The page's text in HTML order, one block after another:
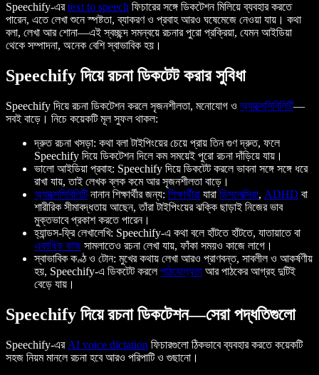
Speechify-এরtext to speech ফিচারের সঙ্গে ডিকটেশন মিলিয়ে ব্যবহার করতে
পারেন, এতে লেখা শুনে স্পষ্টতা, ব্যাকরণ ও প্রবাহ আরও ঘষেমেজে নেওয়া যায়। কথা
বলা, লেখা আর শোনা—এই স্বচ্ছন্দ সমন্বয়ে রচনার পুরো প্রক্রিয়া, যেমন আইডিয়া
থেকে সম্পাদনা, অনেক বেশি স্বাভাবিক হয়।
Speechify দিয়ে রচনা ডিকটেট করার সুবিধা
Speechify দিয়ে রচনা ডিকটেশন করলে সৃজনশীলতা, মনোযোগ ও অ্যাক্সেসিবিলিটি—
সবই বাড়ে। নিচে কয়েকটি মূল সুফল থাকল:
দ্রুত রচনা খসড়া: কথা বলা টাইপিংয়ের চেয়ে প্রায় তিন গুণ দ্রুত, ফলে
Speechify দিয়ে ডিকটেশন দিলে কম সময়েই পুরো রচনা দাঁড়িয়ে যায়।
ভালো আইডিয়া প্রবাহ: Speechify দিয়ে ডিকটেট করলে ভাবনা সঙ্গে সঙ্গে ধরে
রাখা যায়, তাই লেখক ব্লক কমে আর সৃজনশীলতা বাড়ে।
অ্যাক্সেসিবিলিটিনানান শিক্ষার্থীর জন্য: শিক্ষার্থীরা যারা ডিসলেক্সিয়া, ADHD বা
শারীরিক সীমাবদ্ধতায় আছেন, তাঁরা টাইপিংয়ের ঝক্কি ছাড়াই নিজের ভাব
মুক্তভাবে প্রকাশ করতে পারেন।
হ্যান্ডস-ফ্রি লেখালেখি: Speechify-এ কথা বলে হাঁটতে হাঁটতে, যাতায়াতে বা
একাধিক কাজ সামলাতেও রচনা লেখা যায়, ফাঁকা সময়ও কাজে লাগে।
স্বাভাবিক কণ্ঠ ও টোন: মুখের কথায় লেখা আরও প্রাণবন্ত, সাবলীল ও আকর্ষণীয়
হয়, Speechify-এ ডিকটেট করলেপাঠযোগ্যতা আর পাঠকের আগ্রহ দুটিই
বেড়ে যায়।
Speechify দিয়ে রচনা ডিকটেশন—সেরা পদ্ধতিগুলো
Speechify-এর AI voice dictation ফিচারগুলো ঠিকভাবে ব্যবহার করতে কয়েকটি
সহজ নিয়ম মানলে রচনা হবে আরও পরিপাটি ও গুছানো।